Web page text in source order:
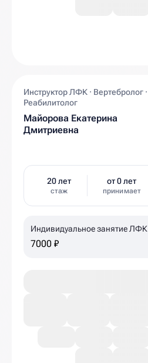
Инструктор ЛФК · Вертебролог ·
Реабилитолог
Майорова Екатерина
Дмитриевна
20 лет
стаж
от 0 лет
принимает
Индивидуальное занятие ЛФК
7000 ₽